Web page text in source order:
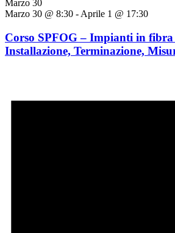
Marzo 30
Marzo 30 @ 8:30 - Aprile 1 @ 17:30
Corso SPFOG – Impianti in fibra
Installazione, Terminazione,